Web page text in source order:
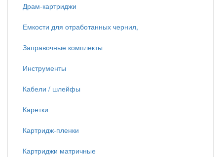
Драм-картриджи
Емкости для отработанных чернил,
Заправочные комплекты
Инструменты
Кабели / шлейфы
Каретки
Картридж-пленки
Картриджи матричные